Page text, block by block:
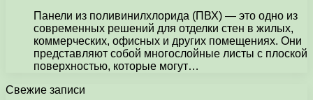
Панели из поливинилхлорида (ПВХ) — это одно из
современных решений для отделки стен в жилых,
коммерческих, офисных и других помещениях. Они
представляют собой многослойные листы с плоской
поверхностью, которые могут…
Свежие записи